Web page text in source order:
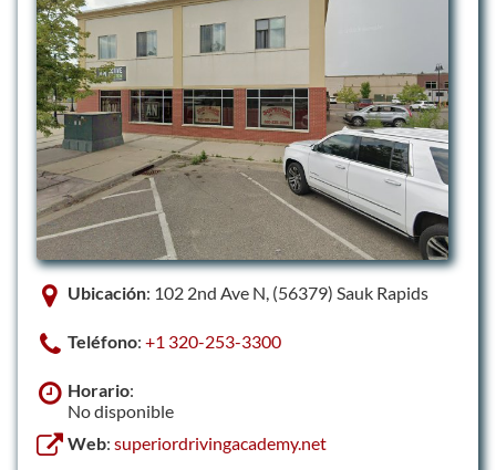
Ubicación: 102 2nd Ave N, (56379) Sauk Rapids
Teléfono: +1 320-253-3300
Horario:
No disponible
Web: superiordrivingacademy.net